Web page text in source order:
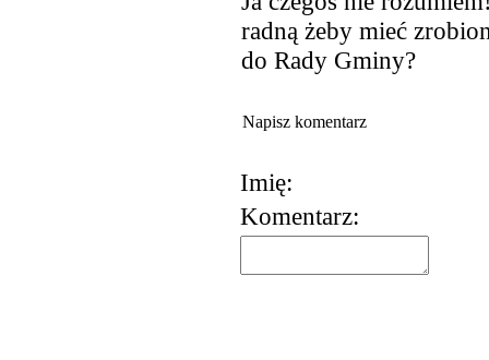
radną żeby mieć
do Rady Gminy?
Napisz komentarz
Imię:
Komentarz: